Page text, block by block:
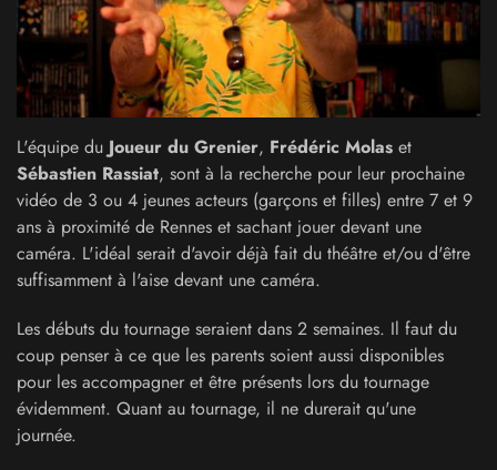
L'équipe du Joueur du Grenier, Frédéric Molas et
Sébastien Rassiat, sont à la recherche pour leur prochaine
vidéo de 3 ou 4 jeunes acteurs (garçons et filles) entre 7 et 9
ans à proximité de Rennes et sachant jouer devant une
caméra. L'idéal serait d'avoir déjà fait du théâtre et/ou d'être
suffisamment à l'aise devant une caméra.
Les débuts du tournage seraient dans 2 semaines. Il faut du
coup penser à ce que les parents soient aussi disponibles
pour les accompagner et être présents lors du tournage
évidemment. Quant au tournage, il ne durerait qu'une
journée.